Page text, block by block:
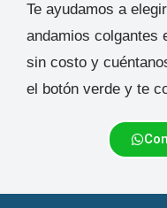
Te ayudamos a
andamios colgantes
sin costo y
el botón verde y te